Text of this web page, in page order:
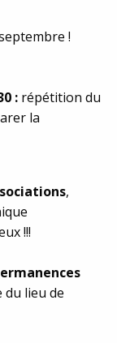
!
: répétition du
la
,
!!!
lieu de